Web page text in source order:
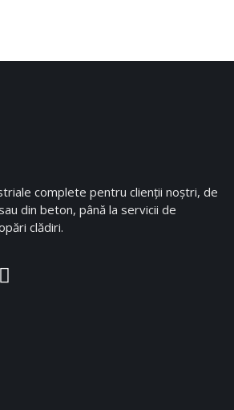
complete pentru clienții noștri, de
din beton, până la servicii de
clădiri.